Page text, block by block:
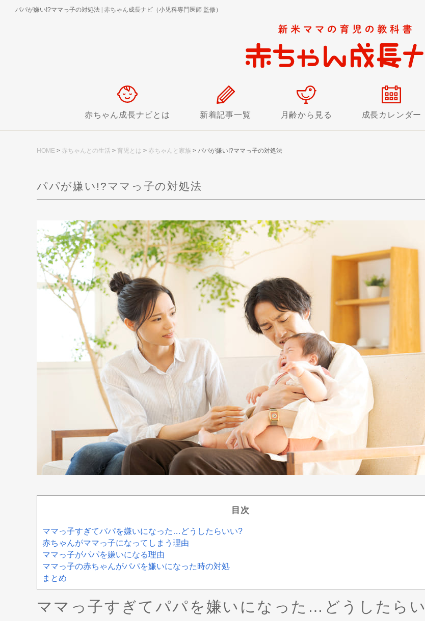
パパが嫌い!?ママっ子の対処法 赤ちゃん成長ナビ（小児科専門医師 監修）
赤ちゃん成長ナビとは 新着記事一覧 月齢から見る 成長カレンダー
HOME > 赤ちゃんとの生活 > 育児とは > 赤ちゃんと家族 > パパが嫌い!?ママっ子の対処法
パパが嫌い!?ママっ子の対処法
目次
ママっ子すぎてパパを嫌いになった…どうしたらいい?
赤ちゃんがママっ子になってしまう理由
ママっ子がパパを嫌いになる理由
ママっ子の赤ちゃんがパパを嫌いになった時の対処
まとめ
ママっ子すぎてパパを嫌いになった…どうしたらい